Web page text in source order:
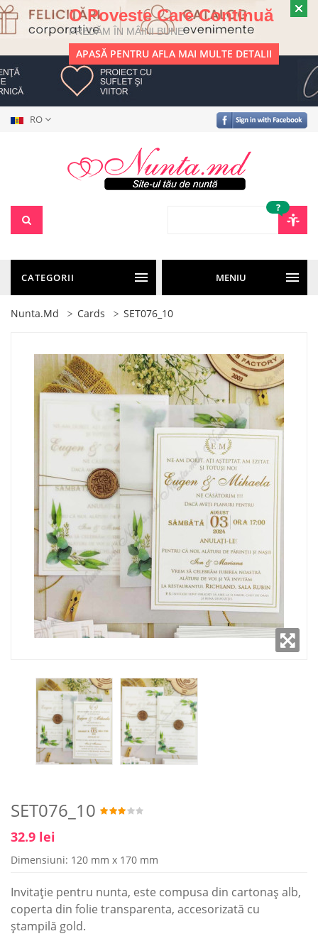
O Poveste Care Continuă
PREDĂM ÎN MÂINI BUNE
APASĂ PENTRU AFLA MAI MULTE DETALII
RO
?
CATEGORII MENIU
Nunta.md Cards SET076_10
SET076_10
32.9 lei
Dimensiuni: 120 mm x 170 mm
Invitaţie pentru nunta, este compusa din cartonaş alb,
coperta din folie transparenta, accesorizată cu
ştampilă gold.